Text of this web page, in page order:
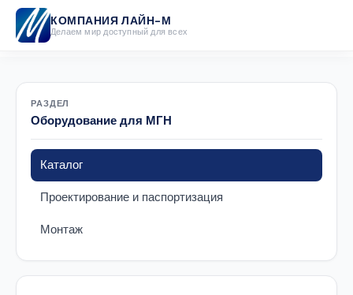
КОМПАНИЯ ЛАЙН-М
Делаем мир доступный для всех
РАЗДЕЛ
Оборудование для МГН
Каталог
Проектирование и паспортизация
Монтаж